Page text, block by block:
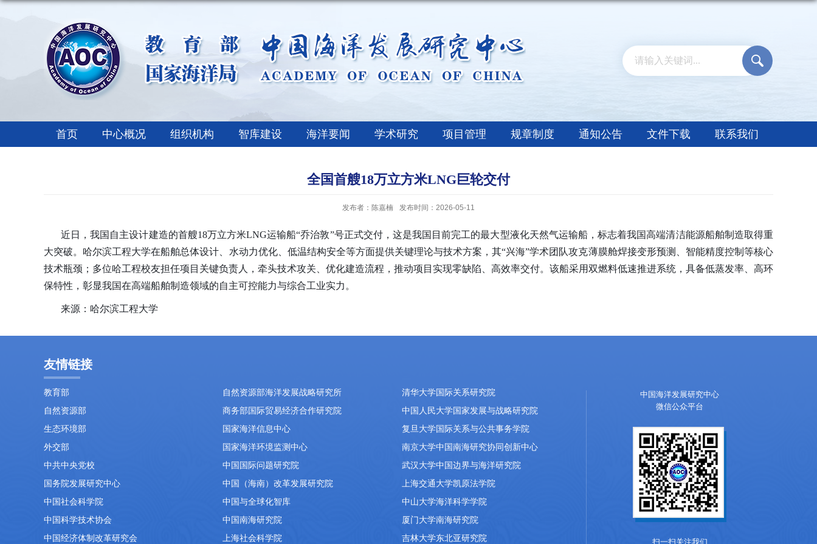
首页 中心概况 组织机构 智库建设 海洋要闻 学术研究 项目管理 规章制度 通知公告 文件下载 联系我们
全国首艘18万立方米LNG巨轮交付
发布者：陈嘉楠 发布时间：2026-05-11
近日
，我国自主设计建造的首艘18万立方米LNG运输船“乔治敦”号正式交付，这是我国目前完工的最大型液化天然气运输船，标志着我国高端清洁能源船舶制造取得重
大突破。哈尔滨工程大学在船舶总体设计、水动力优化、低温结构安全等方面提供关键理论与技术方案，其“兴海”学术团队攻克薄膜舱焊接变形预测、智能精度控制等核心
技术瓶颈；多位哈工程校友担任项目关键负责人，牵头技术攻关、优化建造流程，推动项目实现零缺陷、高效率交付。该船采用双燃料低速推进系统，具备低蒸发率、高环
保特性，彰显我国在高端船舶制造领域的自主可控能力与综合工业实力。
来源：哈尔滨工程大学
友情链接
教育部 自然资源部海洋发展战略研究所
清华大学国际关系研究院
自然资源部
商务部国际贸易经济合作研究院
中国人民大学国家发展与战略研究院
生态环境部
国家海洋信息中心
复旦大学国际关系与公共事务学院
外交部
国家海洋环境监测中心
南京大学中国南海研究协同创新中心
中共中央党校
中国国际问题研究院
武汉大学中国边界与海洋研究院
国务院发展研究中心
中国（海南）改革发展研究院
上海交通大学凯原法学院
中国社会科学院
中国与全球化智库
中山大学海洋科学学院
中国科学技术协会
中国南海研究院
厦门大学南海研究院
中国经济体制改革研究会
上海社会科学院 吉林大学东北亚研究院
中国海洋发展研究中心
微信公众平台
扫一扫关注我们